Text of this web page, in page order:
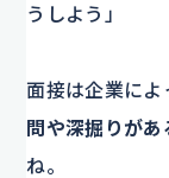
うしよう」
面接は企業によ
問や深掘りが
ね。